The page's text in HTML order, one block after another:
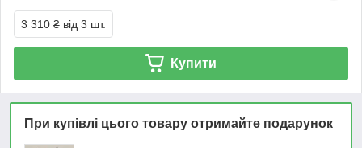
3 310 ₴ від 3 шт.
Купити
При купівлі цього товару отримайте подарунок